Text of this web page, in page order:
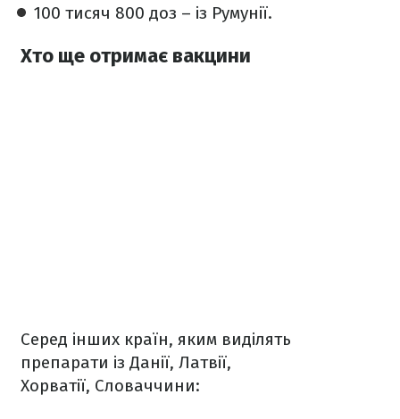
100 тисяч 800 доз – із Румунії.
Хто ще отримає вакцини
Серед інших країн, яким виділять
препарати із Данії, Латвії,
Хорватії, Словаччини: